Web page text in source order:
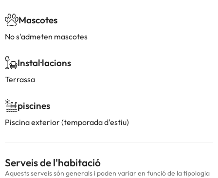
Mascotes
No s'admeten mascotes
Instal·lacions
Terrassa
piscines
Piscina exterior (temporada d'estiu)
Serveis de l'habitació
Aquests serveis són generals i poden variar en funció de la tipologia